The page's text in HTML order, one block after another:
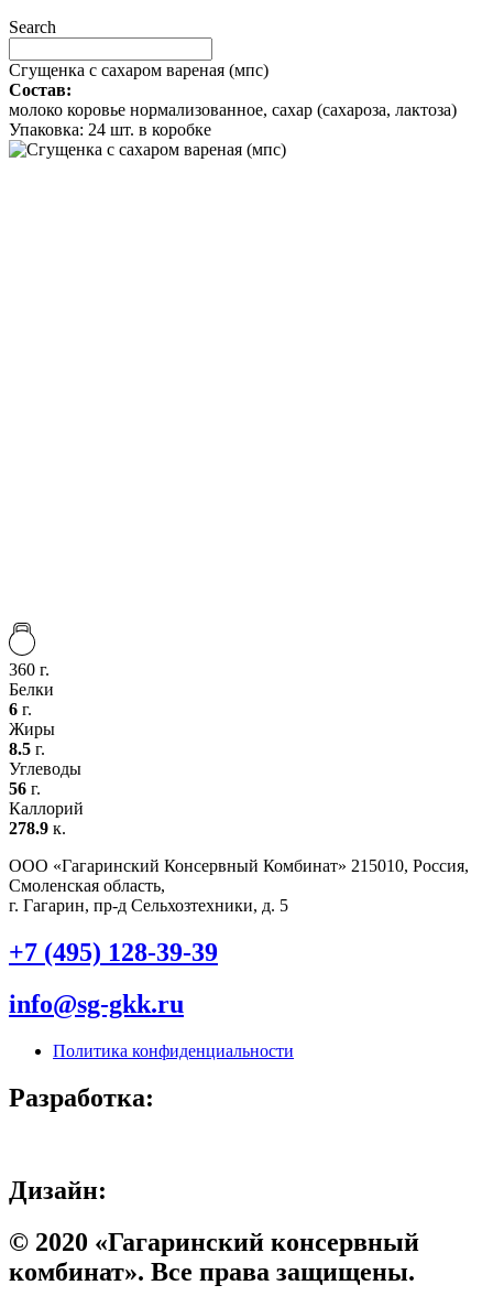
Search
Сгущенка с сахаром вареная (мпс)
Состав:
молоко коровье нормализованное, сахар (сахароза, лактоза)
Упаковка: 24 шт. в коробке
360 г.
Белки
6 г.
Жиры
8.5 г.
Углеводы
56 г.
Каллорий
278.9 к.
ООО «Гагаринский Консервный Комбинат» 215010, Россия,
Смоленская область,
г. Гагарин, пр-д Сельхозтехники, д. 5
+7 (495) 128-39-39
info@sg-gkk.ru
Политика конфиденциальности
Разработка:
Дизайн:
© 2020 «Гагаринский консервный
комбинат». Все права защищены.